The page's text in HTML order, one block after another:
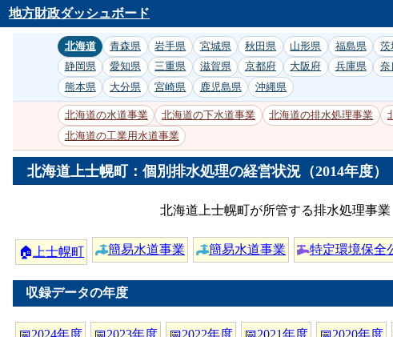
地方財政ダッシュボード
北海道 青森県 岩手県 宮城県 秋田県 山形県 福島県 茨
静岡県
愛知県 三重県 滋賀県 京都府 大阪府 兵庫県 奈
熊本県
大分県 宮崎県 鹿児島県 沖縄県
北海道の水道事業 北海道の下水道事業 北海道の排水処理事業
北海道の工業用水道事業
北海道上士幌町：個別排水処理の経営状況（2014年度）
北海道上士幌町が所管する排水処理事
🏠 上士幌町 簡易水道事業 簡易水道事業 特定環境保全
収録データの年度